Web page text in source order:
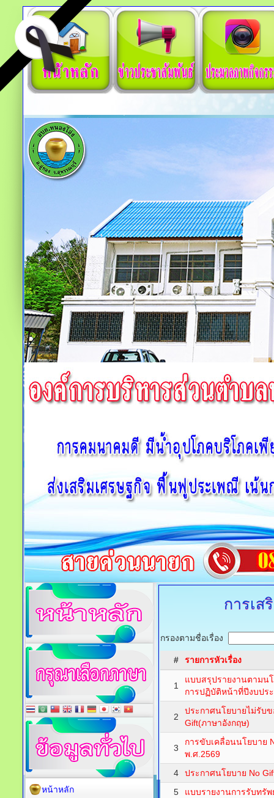
การเส
กรองตามชื่อเรื่อง
# รายการหัวเรื่อง
1
แบบสรุปรายงานตามน
การปฏิบัติหน้าที่ปีงบปร
2
ประกาศนโยบายไม่รับ
Gift(ภาษาอังกฤษ)
3
การขับเคลื่อนนโยบาย
พ.ศ.2569
4
ประกาศนโยบาย No
5
แบบรายงานการรับทรั
หน้าหลัก